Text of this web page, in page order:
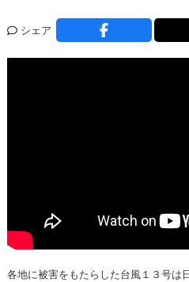
シェア
各地に被害をもたらした台風１３号は